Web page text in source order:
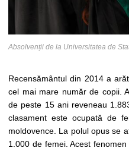
Absolvenții de la Universitatea de
Recensământul din 2014 a
cel mai mare număr de copii.
de peste 15 ani reveneau
clasament este ocupată de
moldovence. La polul opus se
1.000 de femei. Acest